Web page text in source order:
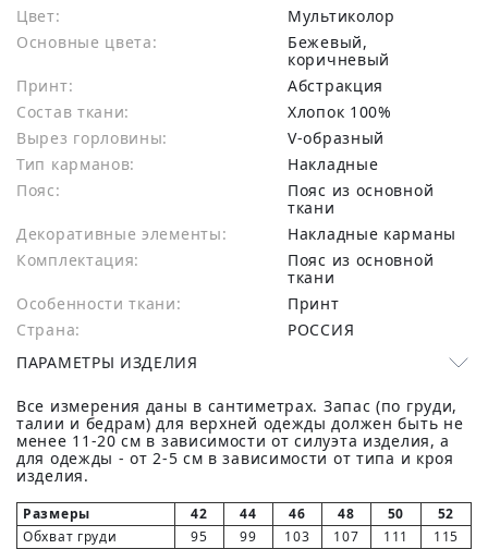
Цвет:
Мультиколор
Основные цвета:
бежевый,
коричневый
Принт:
Абстракция
Состав ткани:
хлопок 100%
Вырез горловины:
V-образный
Тип карманов:
Накладные
Пояс:
Пояс из основной
ткани
Декоративные элементы:
Накладные карманы
Комплектация:
Пояс из основной
ткани
Особенности ткани:
Принт
Страна:
РОССИЯ
ПАРАМЕТРЫ ИЗДЕЛИЯ
Все измерения даны в сантиметрах. Запас (по груди,
талии и бедрам) для верхней одежды должен быть не
менее 11-20 см в зависимости от силуэта изделия, а
для одежды - от 2-5 см в зависимости от типа и кроя
изделия.
Размеры 42 44 46 48 50
52
Обхват груди
95 99 103 107 111
115